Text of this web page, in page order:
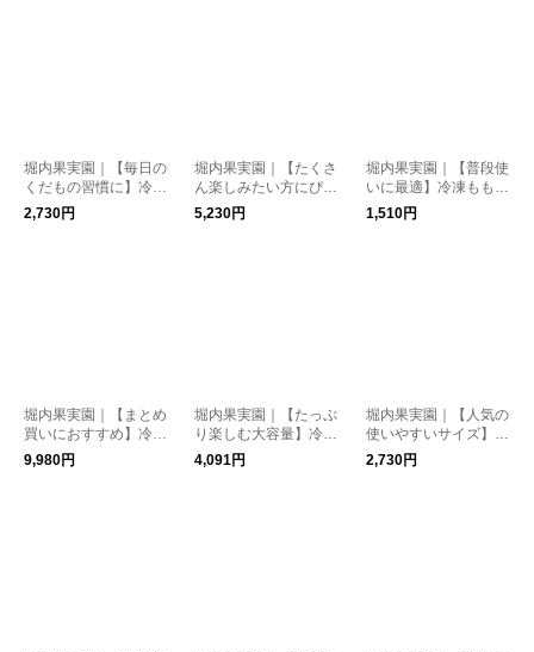
堀内果実園｜【毎日の
くだもの習慣に】冷凍
ブルーベリー 500g
2,730円
堀内果実園｜【たくさ
ん楽しみたい方にぴっ
たり】冷凍もも 2kg
5,230円
堀内果実園｜【普段使
いに最適】冷凍もも 5
00g
1,510円
堀内果実園｜【まとめ
買いにおすすめ】冷凍
ブルーベリー 2kg
9,980円
堀内果実園｜【たっぷ
り楽しむ大容量】冷凍
キウイ 2kg
4,091円
堀内果実園｜【人気の
使いやすいサイズ】冷
凍いちご(古都華) 500
2,730円